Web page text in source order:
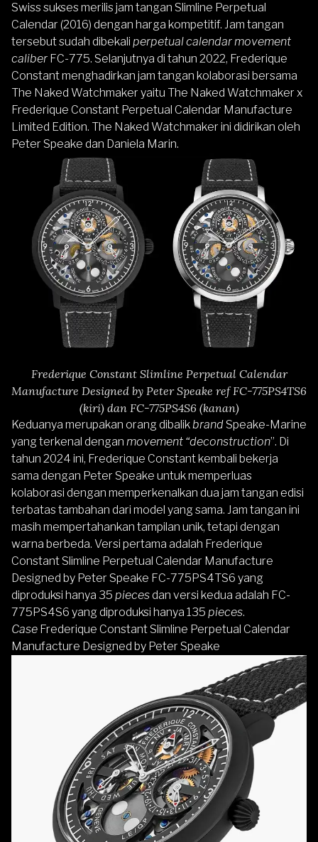
Swiss sukses merilis jam tangan Slimline Perpetual
Calendar (2016) dengan harga kompetitif. Jam tangan
tersebut sudah dibekali perpetual calendar movement
caliber FC-775. Selanjutnya di tahun 2022, Frederique
Constant menghadirkan jam tangan kolaborasi bersama
The Naked Watchmaker yaitu The Naked Watchmaker x
Frederique Constant Perpetual Calendar Manufacture
Limited Edition. The Naked Watchmaker ini didirikan oleh
Peter Speake dan Daniela Marin.
Frederique Constant Slimline Perpetual Calendar
Manufacture Designed by Peter Speake ref FC-775PS4TS6
(kiri) dan FC-775PS4S6 (kanan)
Keduanya merupakan orang dibalikbrand Speake-Marine
yang terkenal dengan movement “deconstruction”. Di
tahun 2024 ini, Frederique Constant kembali bekerja
sama dengan Peter Speake untuk memperluas
kolaborasi dengan memperkenalkan dua jam tangan edisi
terbatas tambahan dari model yang sama. Jam tangan ini
masih mempertahankan tampilan unik, tetapi dengan
warna berbeda. Versi pertama adalah Frederique
Constant Slimline Perpetual Calendar Manufacture
Designed by Peter Speake FC-775PS4TS6 yang
diproduksi hanya 35 piecesdan versi kedua adalah FC-
775PS4S6 yang diproduksi hanya 135 pieces.
Case Frederique Constant Slimline Perpetual Calendar
Manufacture Designed by Peter Speake